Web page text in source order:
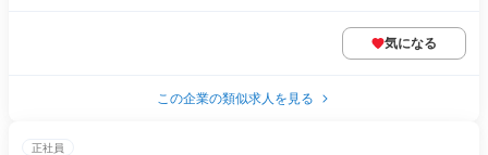
気になる
この企業の類似求人を見る
正社員